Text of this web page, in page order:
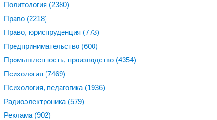
Политология (2380)
Право (2218)
Право, юриспруденция (773)
Предпринимательство (600)
Промышленность, производство (4354)
Психология (7469)
Психология, педагогика (1936)
Радиоэлектроника (579)
Реклама (902)